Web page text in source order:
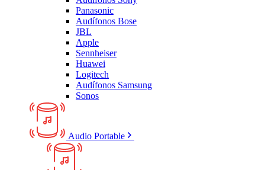
Panasonic
Audífonos Bose
JBL
Apple
Sennheiser
Huawei
Logitech
Audífonos Samsung
Sonos
Audio Portable